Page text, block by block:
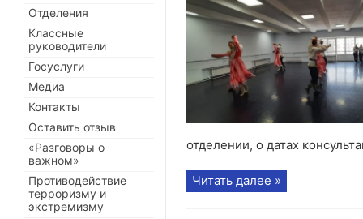
отделении, о датах
Читать далее »
Отделения
Классные
руководители
Госуслуги
Медиа
Контакты
Оставить отзыв
«Разговоры о
важном»
Противодействие
терроризму и
экстремизму